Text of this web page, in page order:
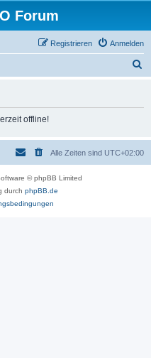
Forum
Anmelden
Registrieren
offline!
Alle Zeiten sind UTC+02:00
© phpBB Limited
durch phpBB.de